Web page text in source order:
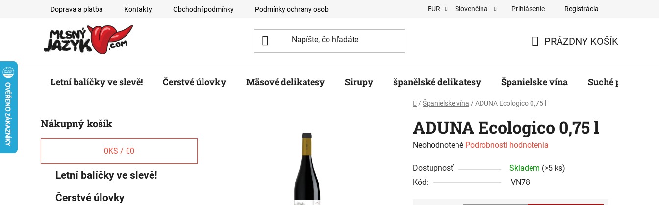
Doprava a platba Kontakty Obchodní podmínky Podmínky ochrany osobních údajů Velkoobchodní odběratelé
EUR Slovenčina Prihlásenie Registrácia
KOŠÍK
PRÁZDNY KOŠÍK
Letní balíčky ve slevě! Čerstvé úlovky Mäsové delikatesy Sirupy španělské delikatesy Španielske vína Suché plody,
Domov
/ Španielske vína / ADUNA Ecologico 0,75 l
o
č
ý
Nákupný košík
0KS / €0
kategórie
Letní balíčky ve slevě!
Čerstvé úlovky
ADUNA Ecologico 0,75 l
Priemerné
produktu
je
Neohodnotené Podrobnosti hodnotenia
Dostupnosť Skladem (>5 ks)
Kód:
VN78